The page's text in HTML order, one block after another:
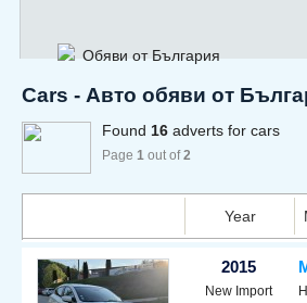
Обяви от България
Cars - Авто обяви от
Found 16 adverts for cars
Page 1 out of2
Year
2015
New Import